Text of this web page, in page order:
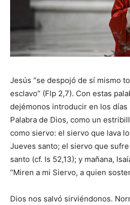
Jesús “se despojó de sí mismo
esclavo” (Flp 2,7). Con estas
dejémonos introducir en los días
Palabra de Dios, como un
como siervo: el siervo que lava
Jueves santo; el siervo que
santo (cf. Is 52,13); y mañana,
“Miren a mi Siervo, a quien
Dios nos salvó sirviéndonos.